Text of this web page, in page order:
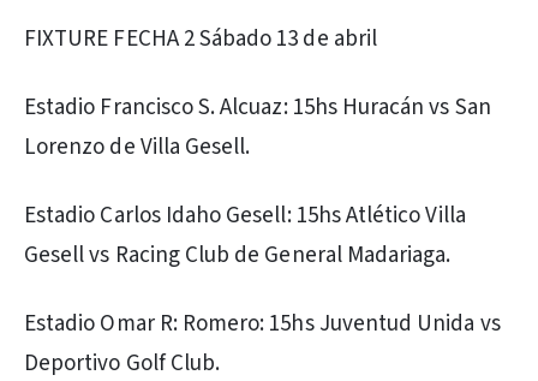
FIXTURE FECHA 2 Sábado 13 de abril
Estadio Francisco S. Alcuaz: 15hs Huracán vs San
Lorenzo de Villa Gesell.
Estadio Carlos Idaho Gesell: 15hs Atlético Villa
Gesell vs Racing Club de General Madariaga.
Estadio Omar R: Romero: 15hs Juventud Unida vs
Deportivo Golf Club.